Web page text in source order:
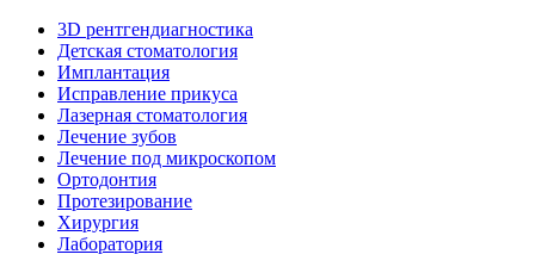
3D рентгендиагностика
Детская стоматология
Имплантация
Исправление прикуса
Лазерная стоматология
Лечение зубов
Лечение под микроскопом
Ортодонтия
Протезирование
Хирургия
Лаборатория